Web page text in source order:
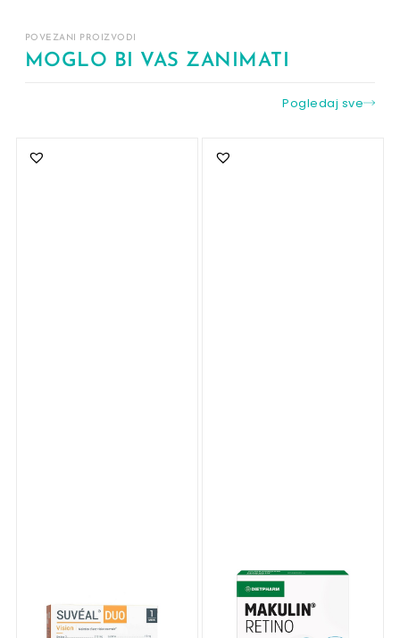
POVEZANI PROIZVODI
MOGLO BI VAS ZANIMATI
Pogledaj sve